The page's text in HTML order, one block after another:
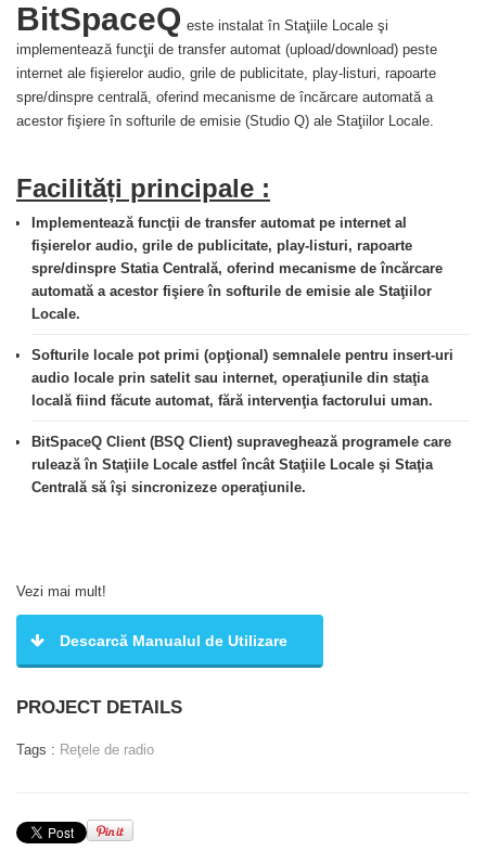
BitSpaceQ este instalat în Staţiile Locale şi
implementează funcţii de transfer automat (upload/download) peste
internet ale fişierelor audio, grile de publicitate, play-listuri, rapoarte
spre/dinspre centrală, oferind mecanisme de încărcare automată a
acestor fişiere în softurile de emisie (Studio Q) ale Staţiilor Locale.
Facilități principale :
Implementează funcţii de transfer automat pe internet al
fişierelor audio, grile de publicitate, play-listuri, rapoarte
spre/dinspre Statia Centrală, oferind mecanisme de încărcare
automată a acestor fişiere în softurile de emisie ale Staţiilor
Locale.
Softurile locale pot primi (opţional) semnalele pentru insert-uri
audio locale prin satelit sau internet, operaţiunile din staţia
locală fiind făcute automat, fără intervenţia factorului uman.
BitSpaceQ Client (BSQ Client) supraveghează programele care
rulează în Staţiile Locale astfel încât Staţiile Locale şi Staţia
Centrală să îşi sincronizeze operaţiunile.
Stare Unit – informaţii de funcţionare ale Studio si BSQClient
trimise către Serverul Central la intervale de timp constante.
câteva minute, care se actualizează simultan cu mesajele
pe staţia locala pe Server, sistemul raportează numărul de erori
Vezi mai mult!
Descarcă Manualul de Utilizare
PROJECT DETAILS
Tags : Reţele de radio